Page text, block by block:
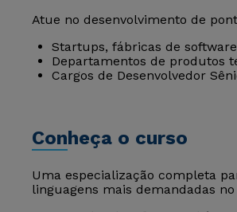
Atue no desenvolvimento de
Startups, fábricas de
Departamentos de produtos
Cargos de Desenvolvedor
Conheça o curso
Uma especialização completa
linguagens mais demandadas